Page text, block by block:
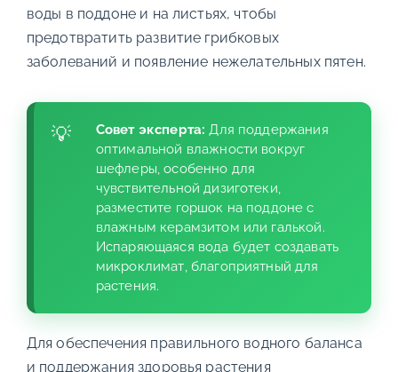
воды в поддоне и на листьях, чтобы
предотвратить развитие грибковых
заболеваний и появление нежелательных пятен.
Совет эксперта: Для поддержания
оптимальной влажности вокруг
шефлеры, особенно для
чувствительной дизиготеки,
разместите горшок на поддоне с
влажным керамзитом или галькой.
Испаряющаяся вода будет создавать
микроклимат, благоприятный для
растения.
Для обеспечения правильного водного баланса
и поддержания здоровья растения